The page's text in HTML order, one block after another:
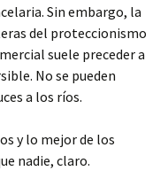
Sin embargo, la
del proteccionismo
suele preceder a
No se pueden
a los ríos.
y lo mejor de los
nadie, claro.